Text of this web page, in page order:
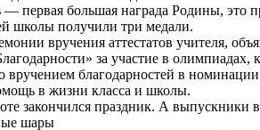
— первая большая награда Родины, это
школы получили три медали.
вручения аттестатов учителя,
за участие в олимпиадах,
вручением благодарностей в
в жизни класса и школы.
закончился праздник. А
шары